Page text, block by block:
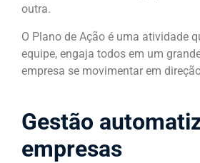
outra.
O Plano de Ação é uma atividade
equipe, engaja todos em um
empresa se movimentar em
Gestão
empresas